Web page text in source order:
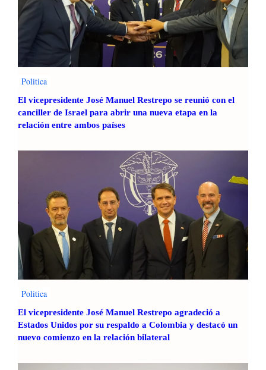
Politica
El vicepresidente José Manuel Restrepo se reunió con el
canciller de Israel para abrir una nueva etapa en la
relación entre ambos países
Politica
El vicepresidente José Manuel Restrepo agradeció a
Estados Unidos por su respaldo a Colombia y destacó un
nuevo comienzo en la relación bilateral